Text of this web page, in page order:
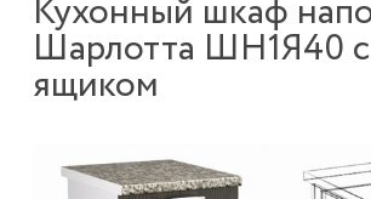
Кухонный шкаф
Шарлотта ШН1Я40 с
ящиком